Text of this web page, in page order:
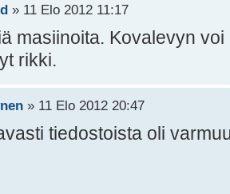
» 11 Elo 2012 11:17
masiinoita. Kovalevyn
rikki.
» 11 Elo 2012 20:47
tiedostoista oli